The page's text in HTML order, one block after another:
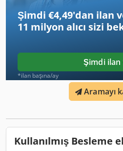
Şimdi €4,49'dan ilan
11 milyon alıcı sizi
Şimdi ilan
*ilan başına/ay
Aramayı
Kullanılmış Besleme